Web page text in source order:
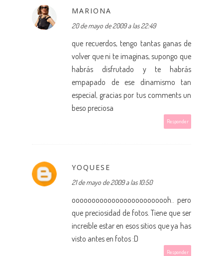
MARIONA
20 de mayo de 2009 a las 22:49
que recuerdos, tengo tantas ganas de
volver que ni te imaginas, supongo que
habrás disfrutado y te habrás
empapado de ese dinamismo tan
especial, gracias por tus comments un
beso preciosa
Responder
YOQUESE
21 de mayo de 2009 a las 10:50
ooooooooooooooooooooooooh.. pero
que preciosidad de fotos. Tiene que ser
increible estar en esos sitios que ya has
visto antes en fotos :D
Responder